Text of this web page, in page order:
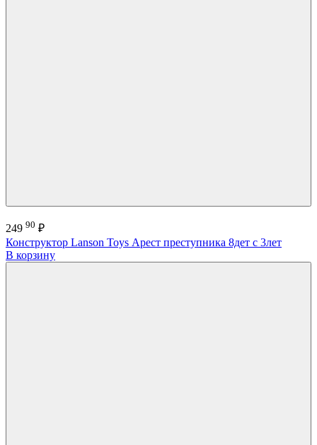
249 90 ₽
Конструктор Lanson Toys Арест преступника 8дет с 3лет
В корзину